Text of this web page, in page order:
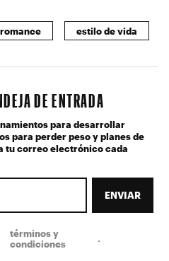
estilo de vida
DE ENTRADA
para desarrollar
para perder peso y planes de
tu correo electrónico cada
ENVIAR
términos y
condiciones
.